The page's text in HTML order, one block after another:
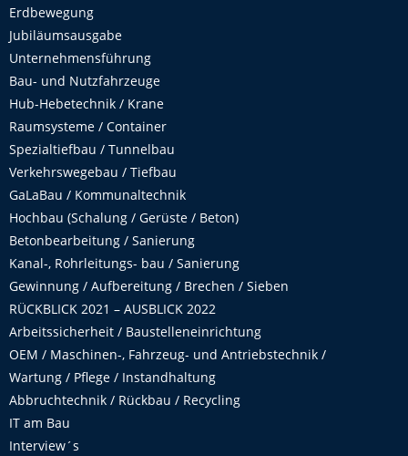
Erdbewegung
Jubiläumsausgabe
Unternehmensführung
Bau- und Nutzfahrzeuge
Hub-Hebetechnik / Krane
Raumsysteme / Container
Spezialtiefbau / Tunnelbau
Verkehrswegebau / Tiefbau
GaLaBau / Kommunaltechnik
Hochbau (Schalung / Gerüste / Beton)
Betonbearbeitung / Sanierung
Kanal-, Rohrleitungs- bau / Sanierung
Gewinnung / Aufbereitung / Brechen / Sieben
RÜCKBLICK 2021 – AUSBLICK 2022
Arbeitssicherheit / Baustelleneinrichtung
OEM / Maschinen-, Fahrzeug- und Antriebstechnik /
Wartung / Pflege / Instandhaltung
Abbruchtechnik / Rückbau / Recycling
IT am Bau
Interview´s